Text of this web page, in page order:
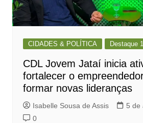
CIDADES & POLÍTICA Destaque 1
CDL Jovem Jataí inicia
fortalecer o
formar novas lideranças
Isabelle Sousa de Assis
5 de
0